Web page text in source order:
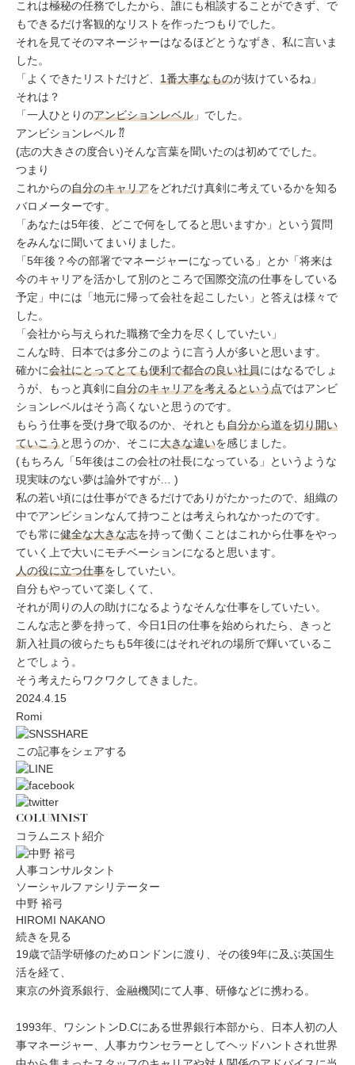
これは極秘の任務でしたから、誰にも相談することができず、で
もできるだけ客観的なリストを作ったつもりでした。
それを見てそのマネージャーはなるほどとうなずき、私に言いま
した。
「よくできたリストだけど、 1番大事なものが抜けているね」
それは？
「一人ひとりのアンビションレベル 」でした。
アンビションレベル ⁇
(志の大きさの度合い)そんな言葉を聞いたのは初めてでした。
つまり
これからの自分のキャリアをどれだけ真剣に考えているかを知る
バロメーターです。
「あなたは5年後、どこで何をしてると思いますか」という質問
をみんなに聞いてまいりました。
「5年後？今の部署でマネージャーになっている」とか「将来は
今のキャリアを活かして別のところで国際交流の仕事をしている
予定」中には「地元に帰って会社を起こしたい」と答えは様々で
した。
「会社から与えられた職務で全力を尽くしていたい」
こんな時、日本では多分このように言う人が多いと思います。
確かに会社にとってとても便利で都合の良い社員にはなるでしょ
うが、もっと真剣に自分のキャリアを考えるという点ではアンビ
ションレベルはそう高くないと思うのです。
もらう仕事を受け身で取るのか、それとも自分から道を切り開い
ていこうと思うのか、そこに大きな違いを感じました。
(もちろん「5年後はこの会社の社長になっている」というような
現実味のない夢は論外ですが… )
私の若い頃には仕事ができるだけでありがたかったので、組織の
中でアンビションなんて持つことは考えられなかったのです。
でも常に健全な大きな志を持って働くことはこれから仕事をやっ
ていく上で大いにモチベーションになると思います。
人の役に立つ仕事をしていたい。
自分もやっていて楽しくて、
それが周りの人の助けになるようなそんな仕事をしていたい。
こんな志と夢を持って、今日1日の仕事を始められたら、きっと
新入社員の彼らたちも5年後にはそれぞれの場所で輝いているこ
とでしょう。
そう考えたらワクワクしてきました。
2024.4.15
Romi
この記事をシェアする
COLUMNIST
コラムニスト紹介
人事コンサルタント
ソーシャルファシリテーター
中野 裕弓
HIROMI NAKANO
続きを見る
19歳で語学研修のためロンドンに渡り、その後9年に及ぶ英国生
活を経て、
東京の外資系銀行、金融機関にて人事、研修などに携わる。
1993年、ワシントンD.Cにある世界銀行本部から、日本人初の人
事マネージャー、人事カウンセラーとしてヘッドハントされ世界